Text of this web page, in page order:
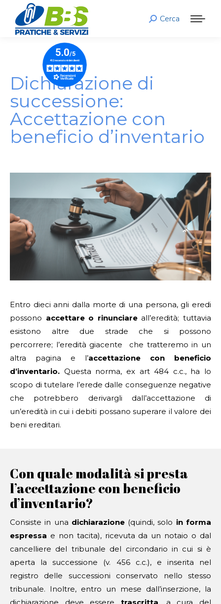
Search:
Cerca
Dichiarazione di
successione:
Accettazione con
beneficio d’inventario
Entro dieci anni dalla morte di una persona, gli eredi
possono accettare o rinunciareall’eredità; tuttavia
esistono altre due strade che si possono
percorrere; l’eredità giacente che tratteremo in un
altra pagina e l’accettazione con beneficio
d’inventario. Questa norma, ex art 484 c.c., ha lo
scopo di tutelare l’erede dalle conseguenze negative
che potrebbero derivargli dall’accettazione di
un’eredità in cui i debiti possano superare il valore dei
beni ereditari.
Con quale modalità si presta
l’accettazione con beneficio
d’inventario?
Consiste in una dichiarazione(quindi, solo in forma
espressa e non tacita), ricevuta da un notaio o dal
cancelliere del tribunale del circondario in cui si è
aperta la successione (v. 456 c.c.), e inserita nel
registro delle successioni conservato nello stesso
tribunale. Inoltre, entro un mese dall’inserzione, la
dichiarazione deve essere trascritta, a cura del